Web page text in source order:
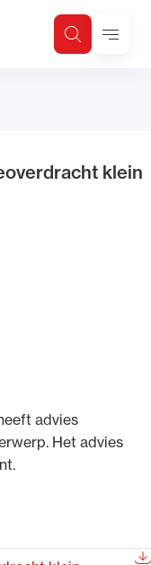
ZoekenMenu
klein
advies
Het advies